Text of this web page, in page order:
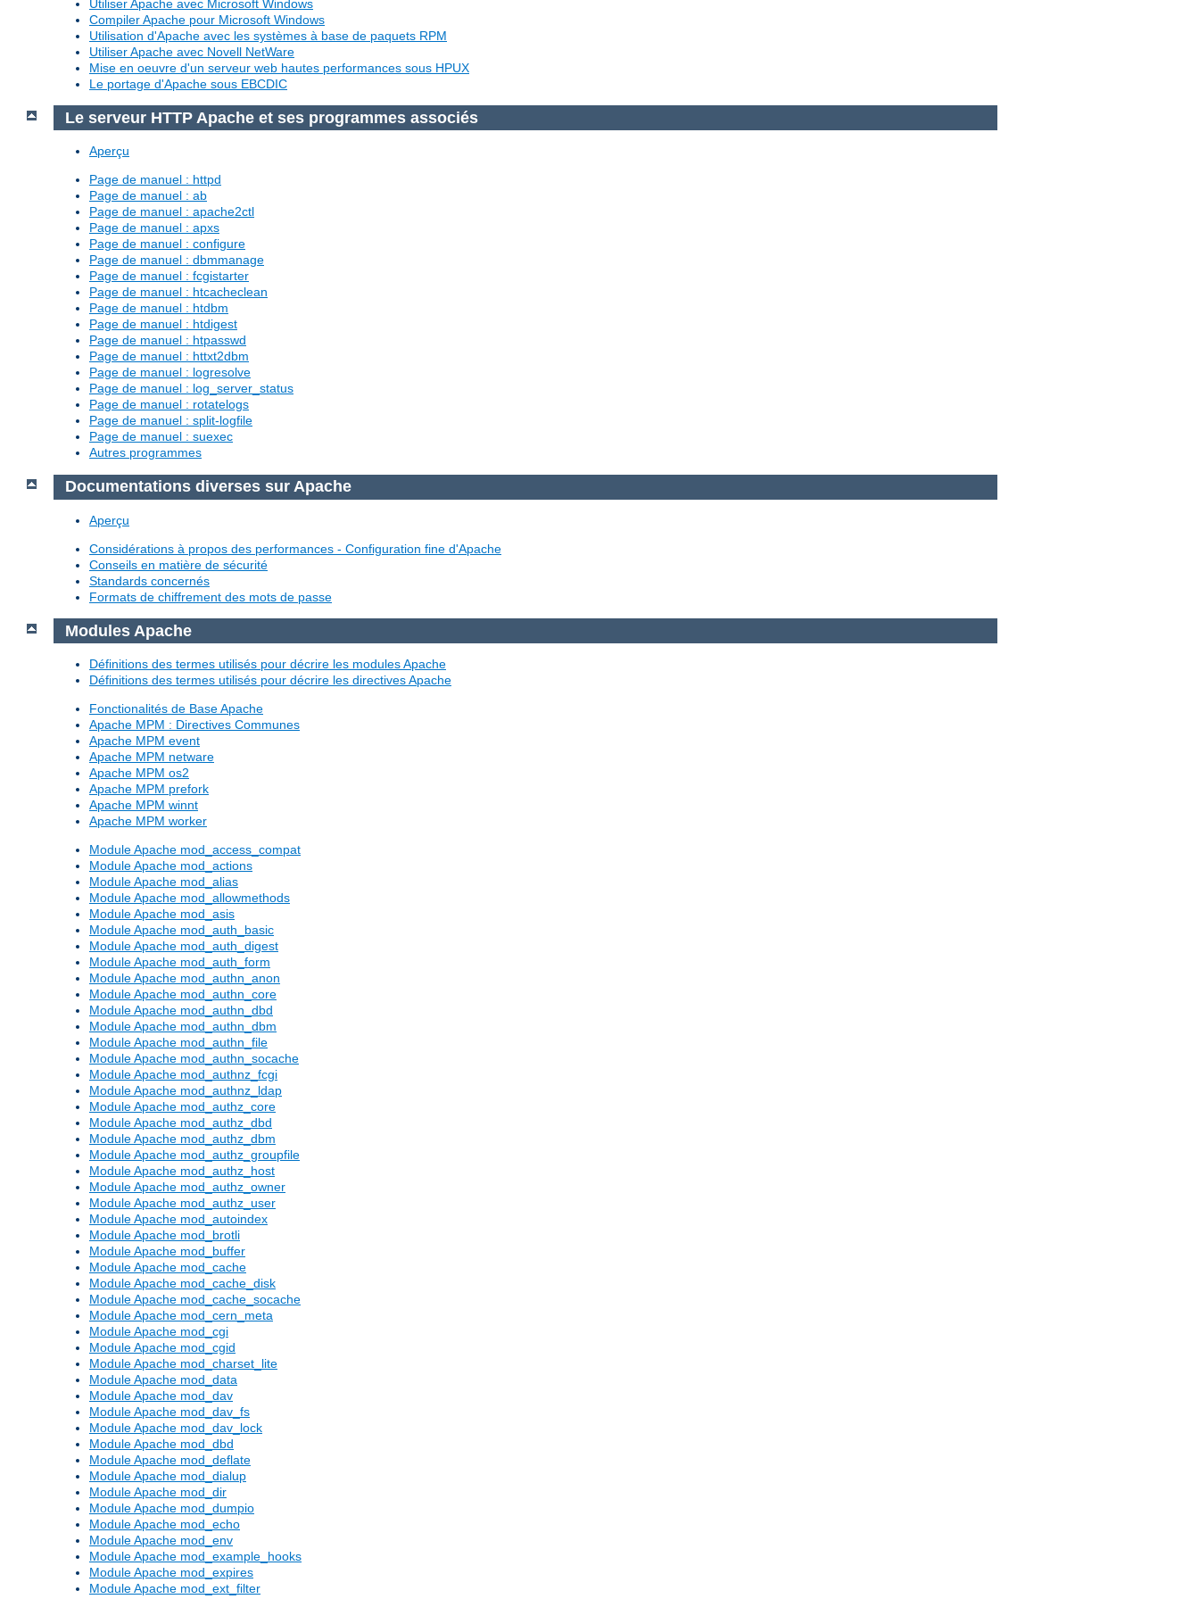
Utiliser Apache avec Microsoft Windows
Compiler Apache pour Microsoft Windows
Utilisation d'Apache avec les systèmes à base de paquets RPM
Utiliser Apache avec Novell NetWare
Mise en oeuvre d'un serveur web hautes performances sous HPUX
Le portage d'Apache sous EBCDIC
Le serveur HTTP Apache et ses programmes associés
Aperçu
Page de manuel : httpd
Page de manuel : ab
Page de manuel : apache2ctl
Page de manuel : apxs
Page de manuel : configure
Page de manuel : dbmmanage
Page de manuel : fcgistarter
Page de manuel : htcacheclean
Page de manuel : htdbm
Page de manuel : htdigest
Page de manuel : htpasswd
Page de manuel : httxt2dbm
Page de manuel : logresolve
Page de manuel : log_server_status
Page de manuel : rotatelogs
Page de manuel : split-logfile
Page de manuel : suexec
Autres programmes
Documentations diverses sur Apache
Aperçu
Considérations à propos des performances - Configuration fine d'Apache
Conseils en matière de sécurité
Standards concernés
Formats de chiffrement des mots de passe
Modules Apache
Définitions des termes utilisés pour décrire les modules Apache
Définitions des termes utilisés pour décrire les directives Apache
Fonctionalités de Base Apache
Apache MPM : Directives Communes
Apache MPM event
Apache MPM netware
Apache MPM os2
Apache MPM prefork
Apache MPM winnt
Apache MPM worker
Module Apache mod_access_compat
Module Apache mod_actions
Module Apache mod_alias
Module Apache mod_allowmethods
Module Apache mod_asis
Module Apache mod_auth_basic
Module Apache mod_auth_digest
Module Apache mod_auth_form
Module Apache mod_authn_anon
Module Apache mod_authn_core
Module Apache mod_authn_dbd
Module Apache mod_authn_dbm
Module Apache mod_authn_file
Module Apache mod_authn_socache
Module Apache mod_authnz_fcgi
Module Apache mod_authnz_ldap
Module Apache mod_authz_core
Module Apache mod_authz_dbd
Module Apache mod_authz_dbm
Module Apache mod_authz_groupfile
Module Apache mod_authz_host
Module Apache mod_authz_owner
Module Apache mod_authz_user
Module Apache mod_autoindex
Module Apache mod_brotli
Module Apache mod_buffer
Module Apache mod_cache
Module Apache mod_cache_disk
Module Apache mod_cache_socache
Module Apache mod_cern_meta
Module Apache mod_cgi
Module Apache mod_cgid
Module Apache mod_charset_lite
Module Apache mod_data
Module Apache mod_dav
Module Apache mod_dav_fs
Module Apache mod_dav_lock
Module Apache mod_dbd
Module Apache mod_deflate
Module Apache mod_dialup
Module Apache mod_dir
Module Apache mod_dumpio
Module Apache mod_echo
Module Apache mod_env
Module Apache mod_example_hooks
Module Apache mod_expires
Module Apache mod_ext_filter